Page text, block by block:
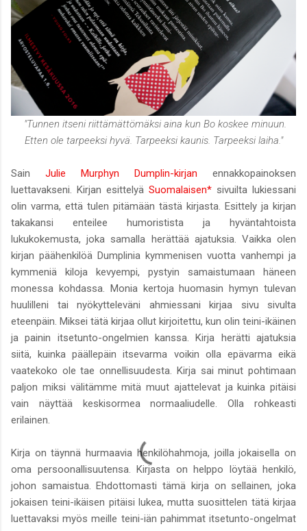
"Tunnen itseni riittämättömäksi aina kun Bo koskee minuun.
Etten ole tarpeeksi hyvä. Tarpeeksi kaunis. Tarpeeksi laiha."
Sain Julie Murphyn Dumplin-kirjan ennakkopainoksen
luettavakseni. Kirjan esittelyä Suomalaisen* sivuilta lukiessani
olin varma, että tulen pitämään tästä kirjasta. Esittely ja kirjan
takakansi enteilee humoristista ja hyväntahtoista
lukukokemusta, joka samalla herättää ajatuksia. Vaikka olen
kirjan päähenkilöä Dumplinia kymmenisen vuotta vanhempi ja
kymmeniä kiloja kevyempi, pystyin samaistumaan häneen
monessa kohdassa. Monia kertoja huomasin hymyn tulevan
huulilleni tai nyökytteleväni ahmiessani kirjaa sivu sivulta
eteenpäin. Miksei tätä kirjaa ollut kirjoitettu, kun olin teini-ikäinen
ja painin itsetunto-ongelmien kanssa. Kirja herätti ajatuksia
siitä, kuinka päällepäin itsevarma voikin olla epävarma eikä
vaatekoko ole tae onnellisuudesta. Kirja sai minut pohtimaan
paljon miksi välitämme mitä muut ajattelevat ja kuinka pitäisi
vain näyttää keskisormea normaaliudelle. Olla rohkeasti
erilainen.
Kirja on täynnä hurmaavia henkilöhahmoja, joilla jokaisella on
oma persoonallisuutensa. Kirjasta on helppo löytää henkilö,
johon samaistua. Ehdottomasti tämä kirja on sellainen, joka
jokaisen teini-ikäisen pitäisi lukea, mutta suosittelen tätä kirjaa
luettavaksi myös meille teini-iän pahimmat itsetunto-ongelmat